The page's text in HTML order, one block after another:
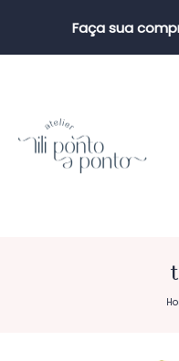
Faça sua